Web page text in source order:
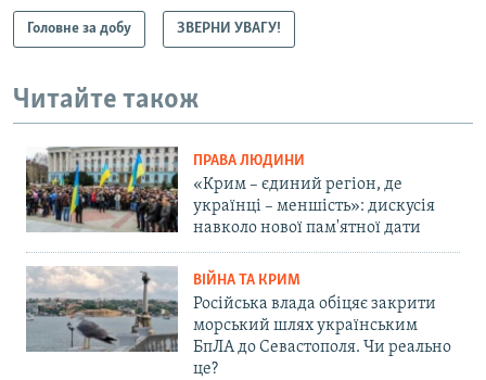
Головне за добу ЗВЕРНИ УВАГУ!
Читайте також
ПРАВА ЛЮДИНИ
«Крим – єдиний регіон, де
українці – меншість»: дискусія
навколо нової пам'ятної дати
ВІЙНА ТА КРИМ
Російська влада обіцяє закрити
морський шлях українським
БпЛА до Севастополя. Чи реально
це?